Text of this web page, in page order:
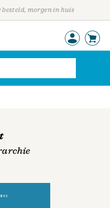
morgen in huis